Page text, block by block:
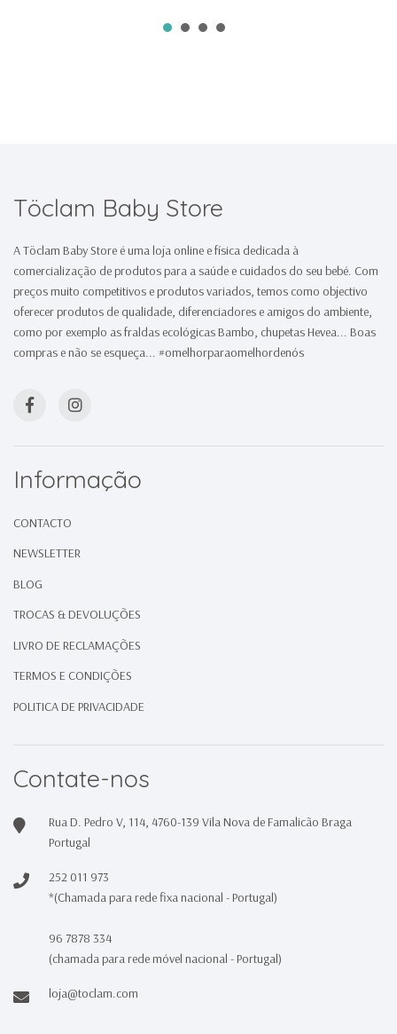
Töclam Baby Store
A Töclam Baby Store é uma loja online e física dedicada à
comercialização de produtos para a saúde e cuidados do seu bebé. Com
preços muito competitivos e produtos variados, temos como objectivo
oferecer produtos de qualidade, diferenciadores e amigos do ambiente,
como por exemplo as fraldas ecológicas Bambo, chupetas Hevea... Boas
compras e não se esqueça... #omelhorparaomelhordenós
Informação
CONTACTO
NEWSLETTER
BLOG
TROCAS & DEVOLUÇÕES
LIVRO DE RECLAMAÇÕES
TERMOS E CONDIÇÕES
POLITICA DE PRIVACIDADE
Contate-nos
Rua D. Pedro V, 114, 4760-139 Vila Nova de Famalicão Braga
Portugal
252 011 973
*(Chamada para rede fixa nacional - Portugal)
96 7878 334
(chamada para rede móvel nacional - Portugal)
loja@toclam.com